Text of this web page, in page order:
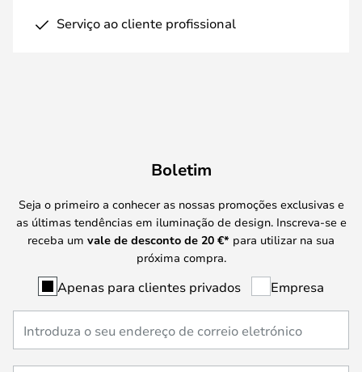
Serviço ao cliente profissional
Boletim
Seja o primeiro a conhecer as nossas promoções exclusivas e
as últimas tendências em iluminação de design. Inscreva-se e
receba um vale de desconto de 20 €* para utilizar na sua
próxima compra.
Apenas para clientes privados Empresa